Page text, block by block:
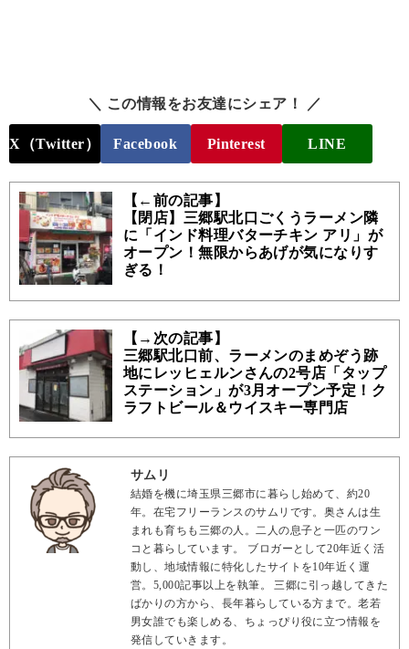
＼ この情報をお友達にシェア！ ／
X（Twitter） Facebook Pinterest LINE
【←前の記事】
【閉店】三郷駅北口ごくうラーメン隣
に「インド料理バターチキン アリ」が
オープン！無限からあげが気になりす
ぎる！
【→次の記事】
三郷駅北口前、ラーメンのまめぞう跡
地にレッヒェルンさんの2号店「タップ
ステーション」が3月オープン予定！ク
ラフトビール＆ウイスキー専門店
サムリ
結婚を機に埼玉県三郷市に暮らし始めて、約20
年。在宅フリーランスのサムリです。奥さんは生
まれも育ちも三郷の人。二人の息子と一匹のワン
コと暮らしています。 ブロガーとして20年近く活
動し、地域情報に特化したサイトを10年近く運
営。5,000記事以上を執筆。 三郷に引っ越してきた
ばかりの方から、長年暮らしている方まで。老若
男女誰でも楽しめる、ちょっぴり役に立つ情報を
発信していきます。